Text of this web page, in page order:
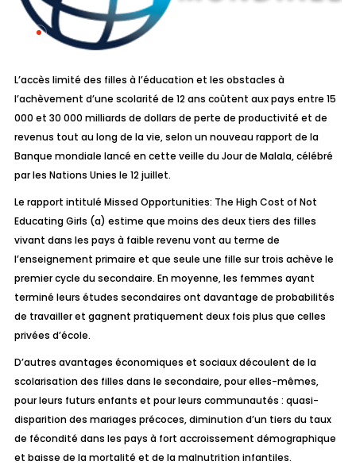
L’accès limité des filles à l’éducation et les obstacles à
l’achèvement d’une scolarité de 12 ans coûtent aux pays entre 15
000 et 30 000 milliards de dollars de perte de productivité et de
revenus tout au long de la vie, selon un nouveau rapport de la
Banque mondiale lancé en cette veille du Jour de Malala, célébré
par les Nations Unies le 12 juillet.
Le rapport intitulé Missed Opportunities: The High Cost of Not
Educating Girls (a) estime que moins des deux tiers des filles
vivant dans les pays à faible revenu vont au terme de
l’enseignement primaire et que seule une fille sur trois achève le
premier cycle du secondaire. En moyenne, les femmes ayant
terminé leurs études secondaires ont davantage de probabilités
de travailler et gagnent pratiquement deux fois plus que celles
privées d’école.
D’autres avantages économiques et sociaux découlent de la
scolarisation des filles dans le secondaire, pour elles-mêmes,
pour leurs futurs enfants et pour leurs communautés : quasi-
disparition des mariages précoces, diminution d’un tiers du taux
de fécondité dans les pays à fort accroissement démographique
et baisse de la mortalité et de la malnutrition infantiles.